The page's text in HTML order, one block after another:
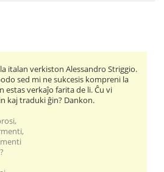
italan verkiston Alessandro Striggio.
sed mi ne sukcesis kompreni la
estas verkaĵo farita de li. Ĉu vi
kaj traduki ĝin? Dankon.